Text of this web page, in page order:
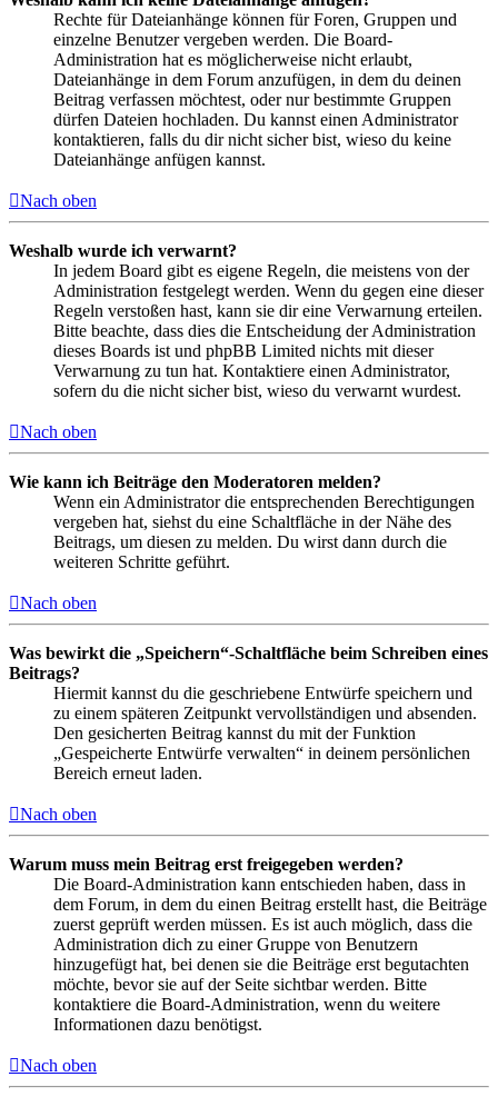
Rechte für Dateianhänge können für Foren, Gruppen und
einzelne Benutzer vergeben werden. Die Board-
Administration hat es möglicherweise nicht erlaubt,
Dateianhänge in dem Forum anzufügen, in dem du deinen
Beitrag verfassen möchtest, oder nur bestimmte Gruppen
dürfen Dateien hochladen. Du kannst einen Administrator
kontaktieren, falls du dir nicht sicher bist, wieso du keine
Dateianhänge anfügen kannst.
Nach oben
Weshalb wurde ich verwarnt?
In jedem Board gibt es eigene Regeln, die meistens von der
Administration festgelegt werden. Wenn du gegen eine dieser
Regeln verstoßen hast, kann sie dir eine Verwarnung erteilen.
Bitte beachte, dass dies die Entscheidung der Administration
dieses Boards ist und phpBB Limited nichts mit dieser
Verwarnung zu tun hat. Kontaktiere einen Administrator,
sofern du die nicht sicher bist, wieso du verwarnt wurdest.
Nach oben
Wie kann ich Beiträge den Moderatoren melden?
Wenn ein Administrator die entsprechenden Berechtigungen
vergeben hat, siehst du eine Schaltfläche in der Nähe des
Beitrags, um diesen zu melden. Du wirst dann durch die
weiteren Schritte geführt.
Nach oben
Was bewirkt die „Speichern“-Schaltfläche beim Schreiben eines
Beitrags?
Hiermit kannst du die geschriebene Entwürfe speichern und
zu einem späteren Zeitpunkt vervollständigen und absenden.
Den gesicherten Beitrag kannst du mit der Funktion
„Gespeicherte Entwürfe verwalten“ in deinem persönlichen
Bereich erneut laden.
Nach oben
Warum muss mein Beitrag erst freigegeben werden?
Die Board-Administration kann entschieden haben, dass in
dem Forum, in dem du einen Beitrag erstellt hast, die Beiträge
zuerst geprüft werden müssen. Es ist auch möglich, dass die
Administration dich zu einer Gruppe von Benutzern
hinzugefügt hat, bei denen sie die Beiträge erst begutachten
möchte, bevor sie auf der Seite sichtbar werden. Bitte
kontaktiere die Board-Administration, wenn du weitere
Informationen dazu benötigst.
Nach oben